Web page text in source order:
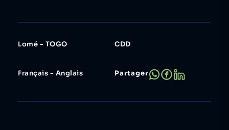
Lomé - TOGO CDD
Français - Anglais Partager